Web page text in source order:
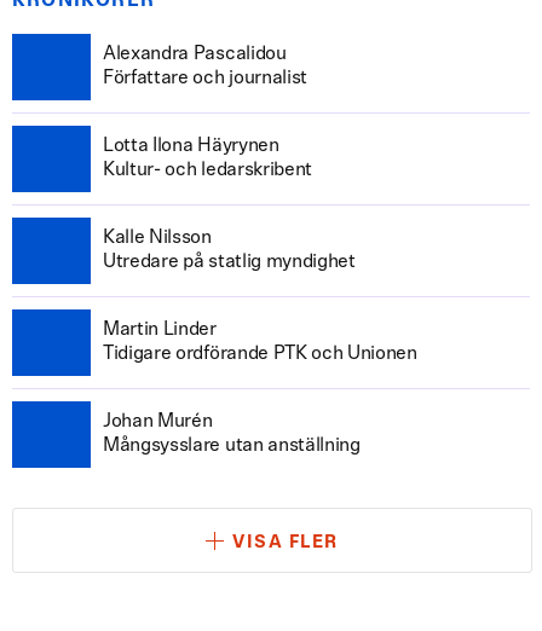
Alexandra Pascalidou
Författare och journalist
Lotta Ilona Häyrynen
Kultur- och ledarskribent
Kalle Nilsson
Utredare på statlig myndighet
Martin Linder
Tidigare ordförande PTK och Unionen
Johan Murén
Mångsysslare utan anställning
VISA FLER